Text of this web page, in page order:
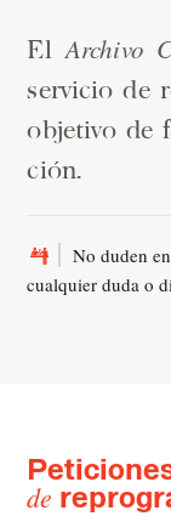
ElArchivo
ser­vi­cio de
ob­je­ti­vo de
ción.
No duden
cualquier duda o
de